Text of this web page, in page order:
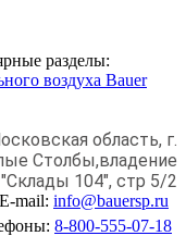
разделы:
воздуха Bauer
область, г.
Столбы,владение
"Склады 104", стр 5/2
E-mail: info@bauersp.ru
8-800-555-07-18